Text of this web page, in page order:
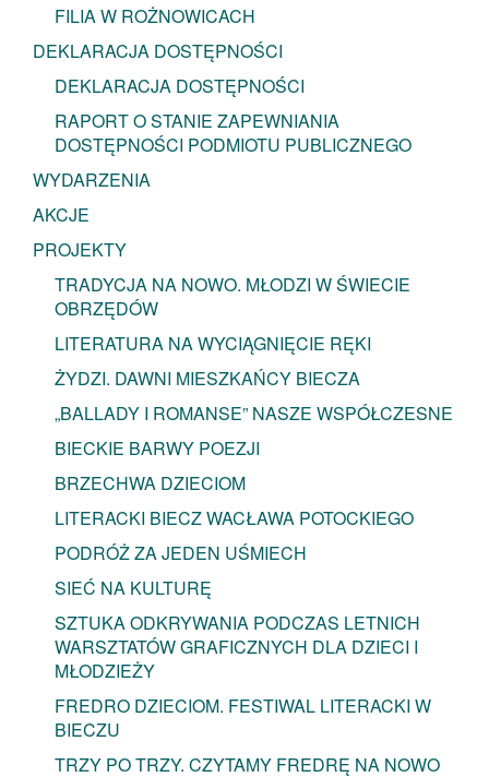
FILIA W ROŻNOWICACH
DEKLARACJA DOSTĘPNOŚCI
DEKLARACJA DOSTĘPNOŚCI
RAPORT O STANIE ZAPEWNIANIA
DOSTĘPNOŚCI PODMIOTU PUBLICZNEGO
WYDARZENIA
AKCJE
PROJEKTY
TRADYCJA NA NOWO. MŁODZI W ŚWIECIE
OBRZĘDÓW
LITERATURA NA WYCIĄGNIĘCIE RĘKI
ŻYDZI. DAWNI MIESZKAŃCY BIECZA
„BALLADY I ROMANSE” NASZE WSPÓŁCZESNE
BIECKIE BARWY POEZJI
BRZECHWA DZIECIOM
LITERACKI BIECZ WACŁAWA POTOCKIEGO
PODRÓŻ ZA JEDEN UŚMIECH
SIEĆ NA KULTURĘ
SZTUKA ODKRYWANIA PODCZAS LETNICH
WARSZTATÓW GRAFICZNYCH DLA DZIECI I
MŁODZIEŻY
FREDRO DZIECIOM. FESTIWAL LITERACKI W
BIECZU
TRZY PO TRZY. CZYTAMY FREDRĘ NA NOWO